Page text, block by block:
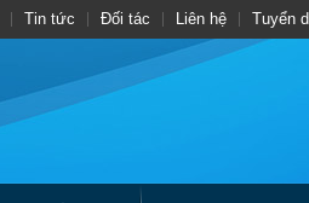
Tin tức Đối tác Liên hệ Tuyển